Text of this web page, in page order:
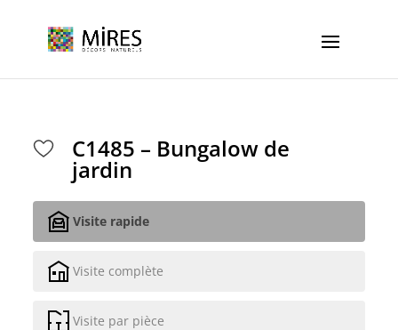
C1485 – Bungalow de
jardin
Visite rapide
Visite complète
Visite par pièce